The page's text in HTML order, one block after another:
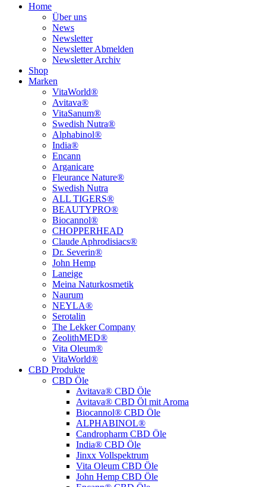
Home
Über uns
News
Newsletter
Newsletter Abmelden
Newsletter Archiv
Shop
Marken
VitaWorld®
Avitava®
VitaSanum®
Swedish Nutra®
Alphabinol®
India®
Encann
Arganicare
Fleurance Nature®
Swedish Nutra
ALL TIGERS®
BEAUTYPRO®
Biocannol®
CHOPPERHEAD
Claude Aphrodisiacs®
Dr. Severin®
John Hemp
Laneige
Meina Naturkosmetik
Naurum
NEYLA®
Serotalin
The Lekker Company
ZeolithMED®
Vita Oleum®
VitaWorld®
CBD Produkte
CBD Öle
Avitava® CBD Öle
Avitava® CBD Öl mit Aroma
Biocannol® CBD Öle
ALPHABINOL®
Candropharm CBD Öle
India® CBD Öle
Jinxx Vollspektrum
Vita Oleum CBD Öle
John Hemp CBD Öle